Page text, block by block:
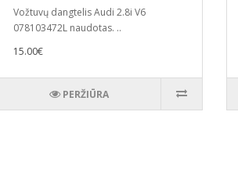
Vožtuvų dangtelis Audi 2.8i V6
078103472L naudotas. ..
15.00€
PERŽIŪRA